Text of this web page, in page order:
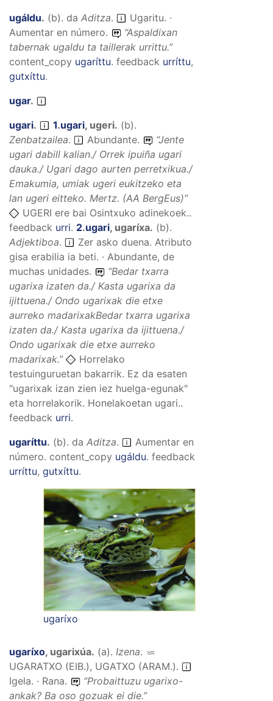
ugáldu. (b). da Aditza.
Ugaritu. ·
Aumentar en número.
“Aspaldixan
tabernak ugaldu ta taillerak urrittu.”
content_copy ugaríttu. feedback urríttu,
gutxíttu.
ugar.
ugari. 1.ugari, ugeri. (b).
Zenbatzailea. Abundante. “Jente
ugari dabill kalian./ Orrek ipuiña ugari
dauka./ Ugari dago aurten perretxikua./
Emakumia, umiak ugeri eukitzeko eta
lan ugeri eitteko. Mertz. (AA BergEus)”
UGERI ere bai Osintxuko adinekoek..
feedback urri. 2.ugari, ugaríxa. (b).
Adjektiboa.
Zer asko duena. Atributo
gisa erabilia ia beti. · Abundante, de
muchas unidades.
“Bedar txarra
ugarixa izaten da./ Kasta ugarixa da
ijittuena./ Ondo ugarixak die etxe
aurreko madarixakBedar txarra ugarixa
izaten da./ Kasta ugarixa da ijittuena./
Ondo ugarixak die etxe aurreko
madarixak.”
Horrelako
testuinguruetan bakarrik. Ez da esaten
"ugarixak izan zien iez huelga-egunak"
eta horrelakorik. Honelakoetan ugari..
feedback urri.
ugaríttu. (b). da Aditza.
Aumentar en
número. content_copy ugáldu. feedback
urríttu, gutxíttu.
ugaríxo
ugaríxo, ugarixúa. (a). Izena.
UGARATXO (EIB.), UGATXO (ARAM.).
Igela. · Rana.
“Probaittuzu ugarixo-
ankak? Ba oso gozuak ei die.”